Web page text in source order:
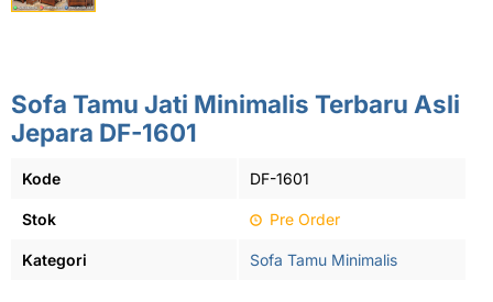
Sofa Tamu Jati Minimalis Terbaru Asli
Jepara DF-1601
Kode DF-1601
Stok Pre Order
Kategori Sofa Tamu Minimalis